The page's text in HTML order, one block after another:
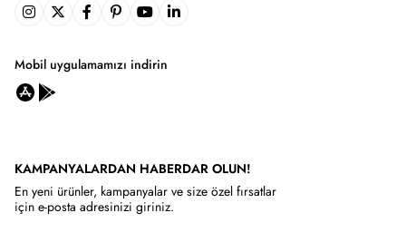
Mobil uygulamamızı indirin
KAMPANYALARDAN HABERDAR OLUN!
En yeni ürünler, kampanyalar ve size özel fırsatlar
için e-posta adresinizi giriniz.